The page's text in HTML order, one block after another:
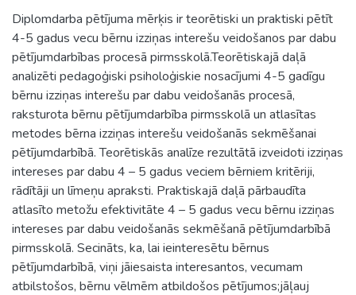
Diplomdarba pētījuma mērķis ir teorētiski un praktiski pētīt
4-5 gadus vecu bērnu izziņas interešu veidošanos par dabu
pētījumdarbības procesā pirmsskolā.Teorētiskajā daļā
analizēti pedagoģiski psiholoģiskie nosacījumi 4-5 gadīgu
bērnu izziņas interešu par dabu veidošanās procesā,
raksturota bērnu pētījumdarbība pirmsskolā un atlasītas
metodes bērna izziņas interešu veidošanās sekmēšanai
pētījumdarbībā. Teorētiskās analīze rezultātā izveidoti izziņas
intereses par dabu 4 – 5 gadus veciem bērniem kritēriji,
rādītāji un līmeņu apraksti. Praktiskajā daļā pārbaudīta
atlasīto metožu efektivitāte 4 – 5 gadus vecu bērnu izziņas
intereses par dabu veidošanās sekmēšanā pētījumdarbībā
pirmsskolā. Secināts, ka, lai ieinteresētu bērnus
pētījumdarbībā, viņi jāiesaista interesantos, vecumam
atbilstošos, bērnu vēlmēm atbildošos pētījumos;jāļauj